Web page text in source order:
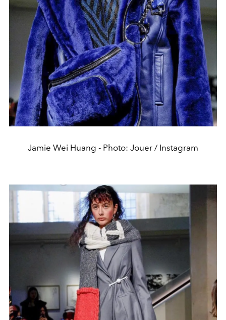
Jamie Wei Huang - Photo: Jouer / Instagram